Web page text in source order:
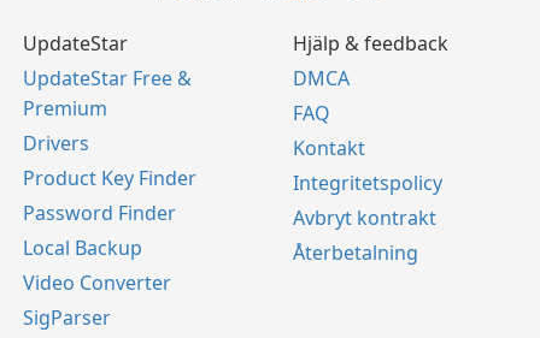
UpdateStar
UpdateStar Free &
Premium
Drivers
Product Key Finder
Password Finder
Local Backup
Video Converter
SigParser
Hjälp & feedback
DMCA
FAQ
Kontakt
Integritetspolicy
Avbryt kontrakt
Återbetalning